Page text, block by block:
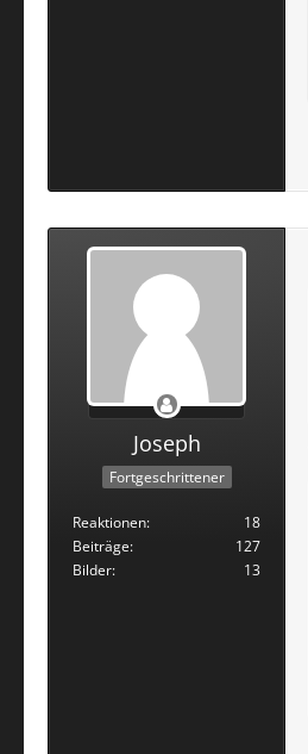
Joseph
Fortgeschrittener
Reaktionen
18
Beiträge
127
Bilder
13